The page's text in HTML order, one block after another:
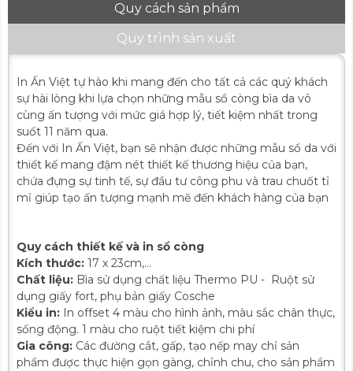
Quy cách sản phẩm
Quy trình sản xuất
In Ấn Việt tự hào khi mang đến cho tất cả các quý khách
sự hài lòng khi lựa chọn những mẫu sổ còng bìa da vô
cùng ấn tượng với mức giá hợp lý, tiết kiệm nhất trong
suốt 11 năm qua.
Đến với In Ấn Việt, bạn sẽ nhận được những mẫu sổ da với
thiết kế mang đậm nét thiết kế thương hiệu của bạn,
chứa đựng sự tinh tế, sự đầu tư công phu và trau chuốt tỉ
mỉ giúp tạo ấn tượng mạnh mẽ đến khách hàng của bạn
Quy cách thiết kế và in sổ còng
Kích thước: 17 x 23cm,...
Chất liệu: Bìa sử dụng chất liệu Thermo PU - Ruột sử
dụng giấy fort, phụ bản giấy Cosche
Kiểu in: In offset 4 màu cho hình ảnh, màu sắc chân thực,
sống động. 1 màu cho ruột tiết kiệm chi phí
Gia công: Các đường cắt, gấp, tạo nếp may chỉ sản
phẩm được thực hiện gọn gàng, chỉnh chu, cho sản phẩm